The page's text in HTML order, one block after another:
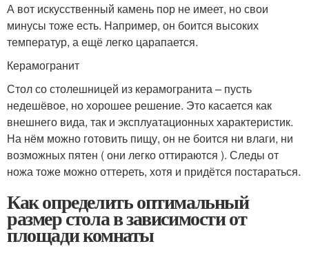
А вот искусственный камень пор не имеет, но свои
минусы тоже есть. Например, он боится высоких
температур, а ещё легко царапается.
Керамогранит
Стол со столешницей из керамогранита – пусть
недешёвое, но хорошее решение. Это касается как
внешнего вида, так и эксплуатационных характеристик.
На нём можно готовить пищу, он не боится ни влаги, ни
возможных пятен ( они легко оттираются ). Следы от
ножа тоже можно оттереть, хотя и придётся постараться.
Как определить оптимальный
размер стола в зависимости от
площади комнаты